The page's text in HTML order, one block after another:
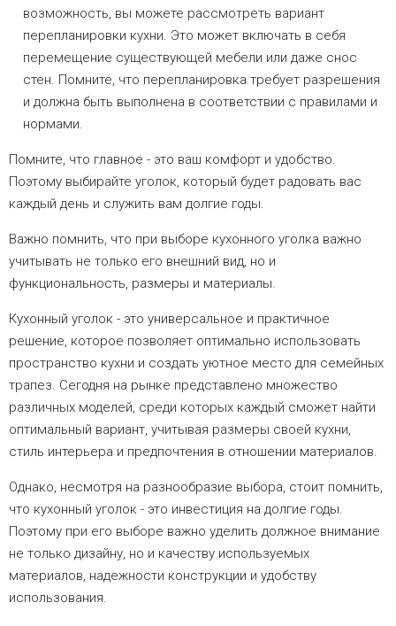
возможность, вы можете рассмотреть вариант
перепланировки кухни. Это может включать в себя
перемещение существующей мебели или даже снос
стен. Помните, что перепланировка требует разрешения
и должна быть выполнена в соответствии с правилами и
нормами.
Помните, что главное - это ваш комфорт и удобство.
Поэтому выбирайте уголок, который будет радовать вас
каждый день и служить вам долгие годы.
Важно помнить, что при выборе кухонного уголка важно
учитывать не только его внешний вид, но и
функциональность, размеры и материалы.
Кухонный уголок - это универсальное и практичное
решение, которое позволяет оптимально использовать
пространство кухни и создать уютное место для семейных
трапез. Сегодня на рынке представлено множество
различных моделей, среди которых каждый сможет найти
оптимальный вариант, учитывая размеры своей кухни,
стиль интерьера и предпочтения в отношении материалов.
Однако, несмотря на разнообразие выбора, стоит помнить,
что кухонный уголок - это инвестиция на долгие годы.
Поэтому при его выборе важно уделить должное внимание
не только дизайну, но и качеству используемых
материалов, надежности конструкции и удобству
использования.